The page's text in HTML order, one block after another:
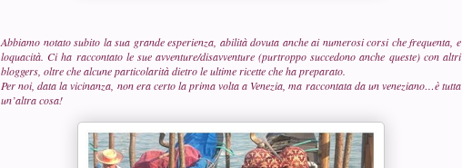
Abbiamo notato subito la sua grande esperienza, abilità dovuta anche ai numerosi corsi che frequenta, e
loquacità. Ci ha raccontato le sue avventure/disavventure (purtroppo succedono anche queste) con altri
bloggers, oltre che alcune particolarità dietro le ultime ricette che ha preparato.
Per noi, data la vicinanza, non era certo la prima volta a Venezia, ma raccontata da un veneziano…è tutta
un’altra cosa!